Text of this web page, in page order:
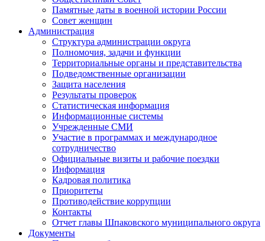
Памятные даты в военной истории России
Совет женщин
Администрация
Структура администрации округа
Полномочия, задачи и функции
Территориальные органы и представительства
Подведомственные организации
Защита населения
Результаты проверок
Статистическая информация
Информационные системы
Учрежденные СМИ
Участие в программах и международное
сотрудничество
Официальные визиты и рабочие поездки
Информация
Кадровая политика
Приоритеты
Противодействие коррупции
Контакты
Отчет главы Шпаковского муниципального округа
Документы